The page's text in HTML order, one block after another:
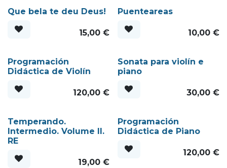
Que bela te deu Deus!
15,00€
Puenteareas
10,00€
Programación
Didáctica de Violín
120,00€
Sonata para violín e
piano
30,00€
Temperando.
Intermedio. Volume II.
RE
19,00€
Programación
Didáctica de Piano
120,00€